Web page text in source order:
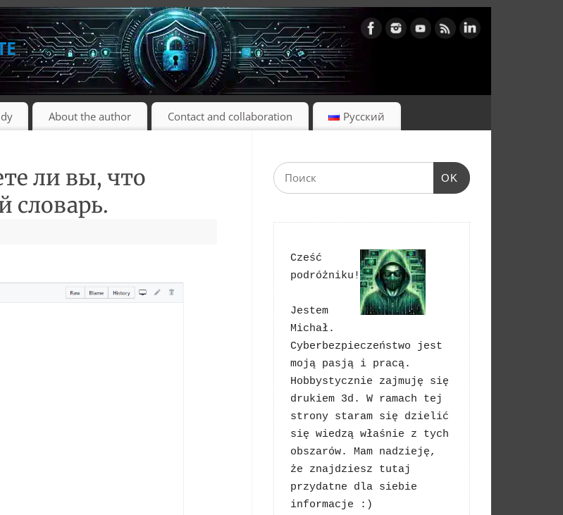
About the author Contact and collaboration Русский
ли вы, что
словарь.
OK
Cześć
podróżniku!
Jestem
Michał.
Cyberbezpieczeństwo jest
moją pasją i pracą.
Hobbystycznie zajmuję się
drukiem 3d. W ramach tej
strony staram się dzielić
się wiedzą właśnie z tych
obszarów. Mam nadzieję,
że znajdziesz tutaj
przydatne dla siebie